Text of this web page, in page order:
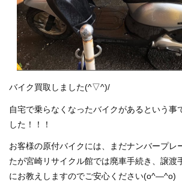
洗濯機買取します！！！ 出張買取致します
店舗案内
選ばれる理由
お問い合わせ
バイク買取しました(^▽^)/
自宅で乗らなくなったバイクがあるという事
した！！！
お客様の原付バイクには、まだナンバープレ
たが宮崎リサイクル館では廃車手続き、譲渡
にお教えしますのでご安心ください(o^―^o)